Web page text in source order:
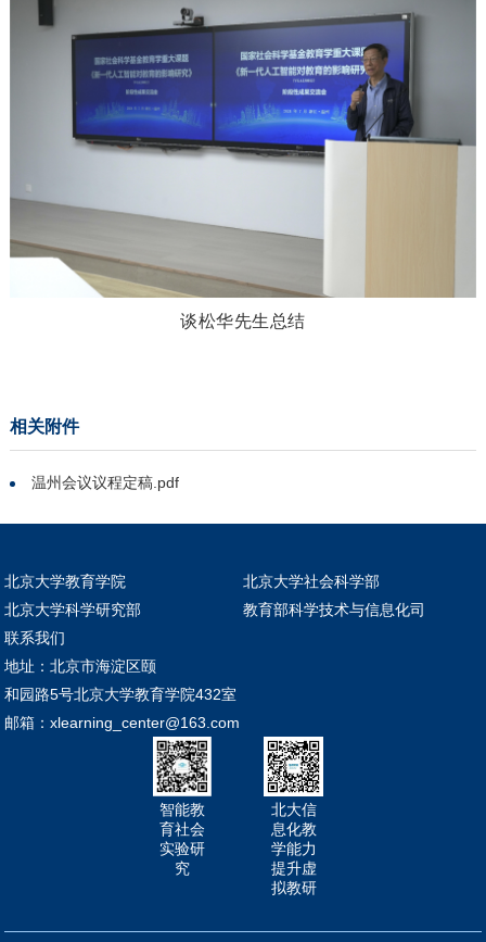
谈松华先生总结
相关附件
温州会议议程定稿.pdf
北京大学教育学院
北京大学社会科学部
北京大学科学研究部
教育部科学技术与信息化司
联系我们
地址：北京市海淀区颐
和园路5号北京大学教育学院432室
邮箱：xlearning_center@163.com
智能教
育社会
实验研
究
北大信
息化教
学能力
提升虚
拟教研